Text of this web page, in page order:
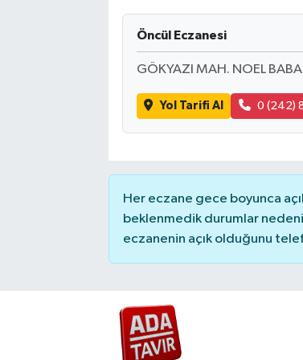
Öncül Eczanesi
GÖKYAZI MAH. NOEL
Yol Tarifi Al 0 (242)
Her eczane gece boyunca
beklenmedik durumlar
eczanenin açık olduğunu